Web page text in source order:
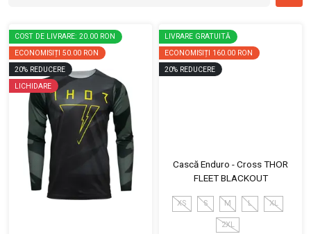
COST DE LIVRARE: 20.00 RON
ECONOMISIȚI 50.00 RON
20% REDUCERE
LICHIDARE
LIVRARE GRATUITĂ
ECONOMISIȚI 160.00 RON
20% REDUCERE
Cască Enduro - Cross THOR
FLEET BLACKOUT
XS S M L XL
2XL